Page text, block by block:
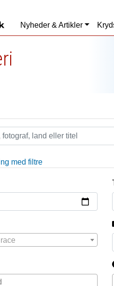
Nyheder & Artikler
med filtre